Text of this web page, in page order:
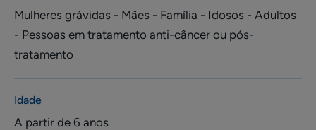
Mulheres grávidas - Mães - Família - Idosos - Adultos
- Pessoas em tratamento anti-câncer ou pós-
tratamento
Idade
A partir de 6 anos